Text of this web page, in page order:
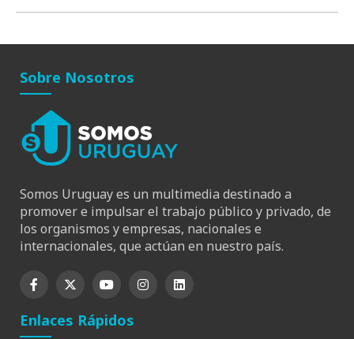
Sobre Nosotros
Somos Uruguay es un multimedia destinado a
promover e impulsar el trabajo público y privado, de
los organismos y empresas, nacionales e
internacionales, que actúan en nuestro país.
Enlaces Rápidos